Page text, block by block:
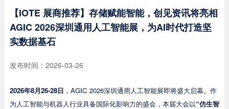
【IOTE 展商推荐】存储赋能智能，创见资讯将亮相
AGIC 2026深圳通用人工智能展，为AI时代打造坚
实数据基石
发布时间：2026-03-26
2026年8月26-28日 ，AGIC 2026深圳通用人工智能展即将盛大启幕。作
为人工智能与机器人行业具备国际化影响力的盛会，本届大会以“仿生智